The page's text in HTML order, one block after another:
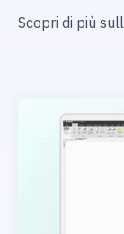
Scopri di più